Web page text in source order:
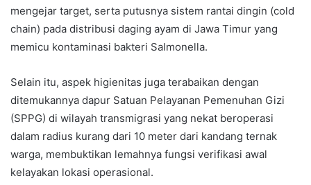
mengejar target, serta putusnya sistem rantai dingin (cold
chain) pada distribusi daging ayam di Jawa Timur yang
memicu kontaminasi bakteri Salmonella.
Selain itu, aspek higienitas juga terabaikan dengan
ditemukannya dapur Satuan Pelayanan Pemenuhan Gizi
(SPPG) di wilayah transmigrasi yang nekat beroperasi
dalam radius kurang dari 10 meter dari kandang ternak
warga, membuktikan lemahnya fungsi verifikasi awal
kelayakan lokasi operasional.